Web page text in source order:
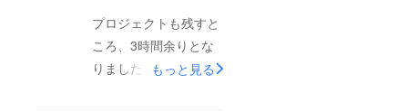
プロジェクトも残すと
ころ、3時間余りとな
りました。こちらのプ
もっと見る